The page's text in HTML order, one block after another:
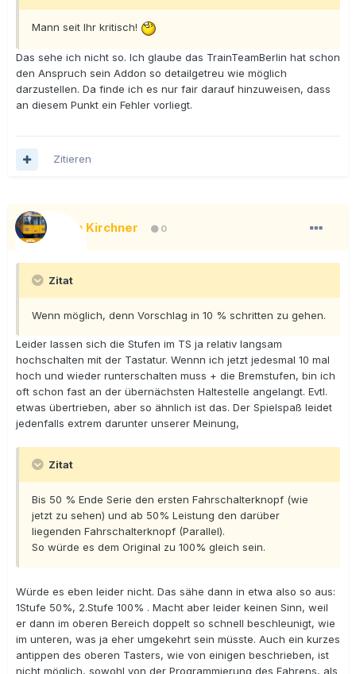
Mann seit Ihr kritisch!
Das sehe ich nicht so. Ich glaube das TrainTeamBerlin hat schon
den Anspruch sein Addon so detailgetreu wie möglich
darzustellen. Da finde ich es nur fair darauf hinzuweisen, dass
an diesem Punkt ein Fehler vorliegt.
Zitieren
Dan Kirchner 0
Zitat
Wenn möglich, denn Vorschlag in 10 % schritten zu gehen.
Leider lassen sich die Stufen im TS ja relativ langsam
hochschalten mit der Tastatur. Wennn ich jetzt jedesmal 10 mal
hoch und wieder runterschalten muss + die Bremstufen, bin ich
oft schon fast an der übernächsten Haltestelle angelangt. Evtl.
etwas übertrieben, aber so ähnlich ist das. Der Spielspaß leidet
jedenfalls extrem darunter unserer Meinung,
Zitat
Bis 50 % Ende Serie den ersten Fahrschalterknopf (wie
jetzt zu sehen) und ab 50% Leistung den darüber
liegenden Fahrschalterknopf (Parallel).
So würde es dem Original zu 100% gleich sein.
Würde es eben leider nicht. Das sähe dann in etwa also so aus:
1Stufe 50%, 2.Stufe 100% . Macht aber leider keinen Sinn, weil
er dann im oberen Bereich doppelt so schnell beschleunigt, wie
im unteren, was ja eher umgekehrt sein müsste. Auch ein kurzes
antippen des oberen Tasters, wie von einigen beschrieben, ist
nicht möglich, sowohl von der Programmierung des Fahrens, als